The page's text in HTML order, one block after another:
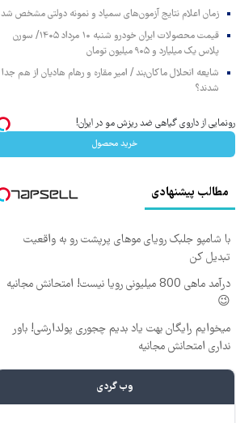
زمان اعلام نتایج آزمون‌های سمپاد و نمونه دولتی مشخص شد
قیمت محصولات ایران خودرو شنبه ۱۰ مرداد ۱۴۰۵/ سورن
پلاس یک میلیارد و ۹۰۵ میلیون تومان
شایعه انحلال ماکان‌بند / امیر مقاره و رهام هادیان از هم جدا
شدند؟
رونمایی از داروی گیاهی ضد ریزش مو در ایران!
خرید محصول
مطالب پیشنهادی
با شامپو جلبک رویای موهای پرپشت رو به واقعیت
تبدیل کن
درآمد ماهی 800 میلیونی رویا نیست! امتحانش مجانیه
😉
میخوایم رایگان بهت یاد بدیم چجوری پولدارشی! باور
نداری امتحانش مجانیه
وب گردی